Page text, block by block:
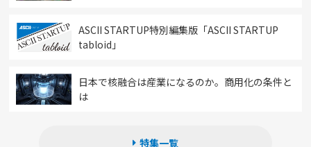
ASCII STARTUP特別編集版「ASCII STARTUP
tabloid」
日本で核融合は産業になるのか。商用化の条件と
は
特集一覧